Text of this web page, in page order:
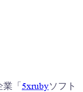
「 5xrubyソフト